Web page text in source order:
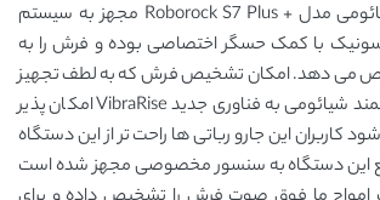
جاروبرقی رباتیک شیائومی مدل + Roborock S7 Plus مجهز به سیستم
با کمک حسگر اختصاصی بوده و فرش را به
می دهد. امکان تشخیص فرش که به لطف تجهیز
جارو برقی های هوشمند شیائومی به فناوری جدید VibraRise امکان پذیر
کاربران این جارو رباتی ها راحت تر از این دستگاه
این دستگاه به سنسور مخصوصی مجهز شده است